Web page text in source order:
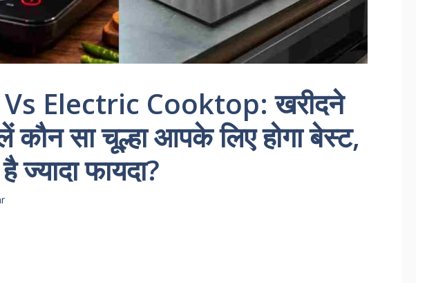
Electric Cooktop: खरीदने
सा चूल्हा आपके लिए होगा बेस्ट,
ज्यादा फायदा?